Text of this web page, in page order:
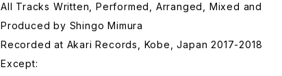
All Tracks Written, Performed, Arranged, Mixed and
Produced by Shingo Mimura
Recorded at Akari Records, Kobe, Japan 2017-2018
Except: